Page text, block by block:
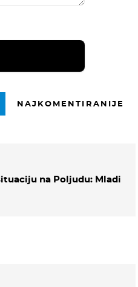
NAJKOMENTIRANIJE
na Poljudu: Mladi